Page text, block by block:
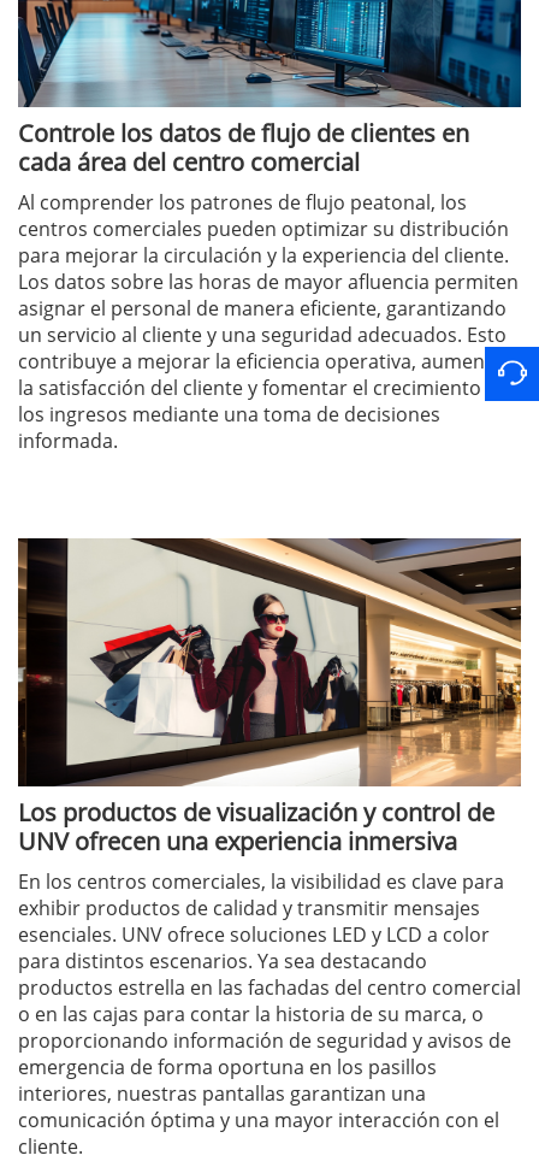
Controle los datos de flujo de clientes en
cada área del centro comercial
Al comprender los patrones de flujo peatonal, los
centros comerciales pueden optimizar su distribución
para mejorar la circulación y la experiencia del cliente.
Los datos sobre las horas de mayor afluencia permiten
asignar el personal de manera eficiente, garantizando
un servicio al cliente y una seguridad adecuados. Esto
contribuye a mejorar la eficiencia operativa, aumentar
la satisfacción del cliente y fomentar el crecimiento de
los ingresos mediante una toma de decisiones
informada.
Los productos de visualización y control de
UNV ofrecen una experiencia inmersiva
En los centros comerciales, la visibilidad es clave para
exhibir productos de calidad y transmitir mensajes
esenciales. UNV ofrece soluciones LED y LCD a color
para distintos escenarios. Ya sea destacando
productos estrella en las fachadas del centro comercial
o en las cajas para contar la historia de su marca, o
proporcionando información de seguridad y avisos de
emergencia de forma oportuna en los pasillos
interiores, nuestras pantallas garantizan una
comunicación óptima y una mayor interacción con el
cliente.